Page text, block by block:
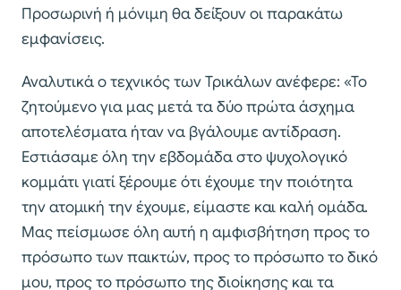
Προσωρινή ή μόνιμη θα δείξουν οι παρακάτω
εμφανίσεις.
Αναλυτικά ο τεχνικός των Τρικάλων ανέφερε: «Το
ζητούμενο για μας μετά τα δύο πρώτα άσχημα
αποτελέσματα ήταν να βγάλουμε αντίδραση.
Εστιάσαμε όλη την εβδομάδα στο ψυχολογικό
κομμάτι γιατί ξέρουμε ότι έχουμε την ποιότητα
την ατομική την έχουμε, είμαστε και καλή ομάδα.
Μας πείσμωσε όλη αυτή η αμφισβήτηση προς το
πρόσωπο των παικτών, προς το πρόσωπο το δικό
μου, προς το πρόσωπο της διοίκησης και τα